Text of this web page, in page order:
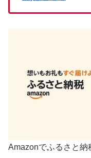
Amazonでふるさと納